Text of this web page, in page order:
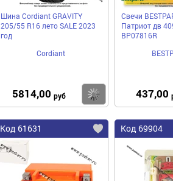
Купить
Шина Cordiant GRAVITY
205/55 R16 лето SALE 2023
год
Cordiant
5814,00 руб Купить
Свечи
Патриот дв
BP07816R
437,00
Код 61631 Код 69904